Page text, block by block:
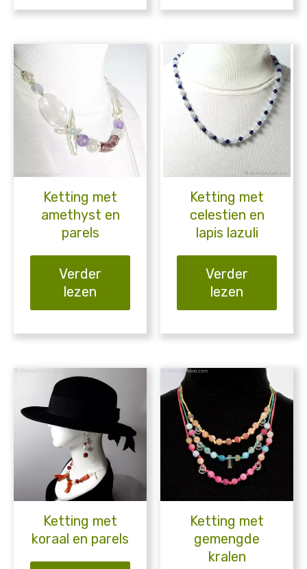
Ketting met
amethyst en
parels
Verder
lezen
Ketting met
celestien en
lapis lazuli
Verder
lezen
Ketting met
koraal en parels
Ketting met
gemengde
kralen